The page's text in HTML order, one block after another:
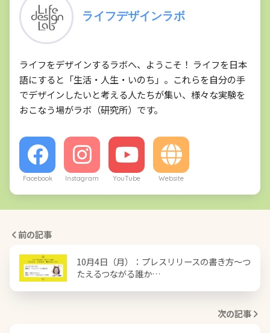
ライフデザインラボ
ライフをデザインするラボへ、ようこそ！ ライフを日本
語にすると「生活・人生・いのち」。これらを自分の手
でデザインしたいと考える人たちが集い、様々な実験を
おこなう場がラボ（研究所）です。
Facebook Instagram YouTube Website
前の記事
10月4日（月）：プレスリリースの書き方〜つ
たえるつながる誰か…
次の記事